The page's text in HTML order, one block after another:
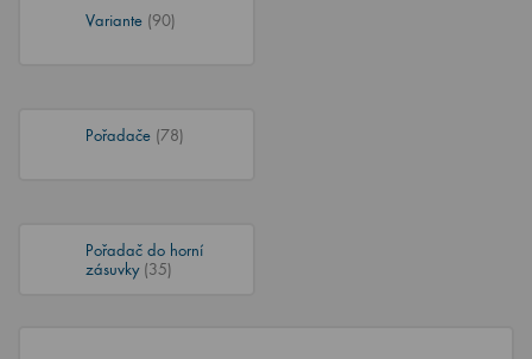
Variante (90)
Pořadače (78)
Pořadač do horní
zásuvky (35)